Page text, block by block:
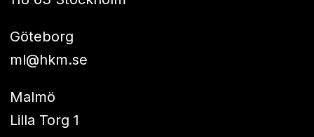
Göteborg
ml@hkm.se
Malmö
Lilla Torg 1